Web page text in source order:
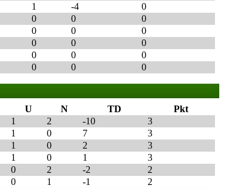
1 -4
0
0 0
0
0 0
0
0 0
0
0 0
0
0 0 0
U N TD
Pkt
1 2 -10
3
1 0 7
3
1 0 2
3
1 0 1
3
0 2 -2
2
0 1 -1
2